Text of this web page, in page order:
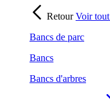
RetourVoir
Bancs de parc
Bancs
Bancs d'arbres